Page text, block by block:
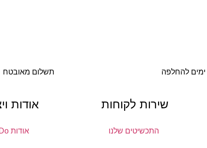
תשלום מאובטח
שירות לקוחות
התכשיטים שלנו
אודות
אודות DoDo